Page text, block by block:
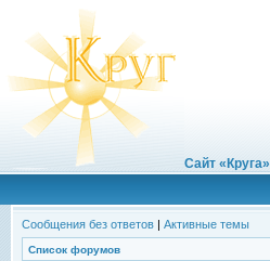
Сайт «Круга»
Сообщения без ответов | Активные темы
Список форумов